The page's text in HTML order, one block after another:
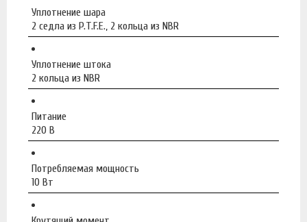
Уплотнение шара
2 седла из P.T.F.E., 2 кольца из NBR
Уплотнение штока
2 кольца из NBR
Питание
220 В
Потребляемая мощность
10 Вт